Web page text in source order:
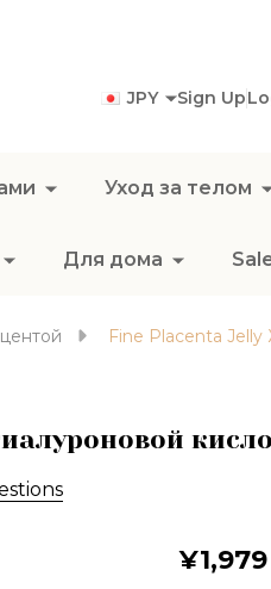
JPY Sign Up
Уход за телом
Для дома
Fine Placenta Jelly
Fine
¥1,979